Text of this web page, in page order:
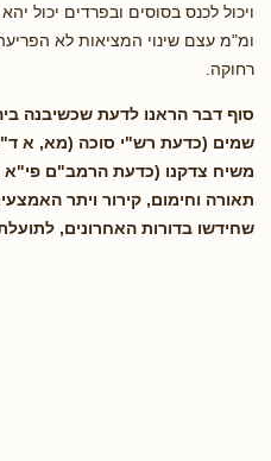
ויכול לכנס בסוסים ובפרדים יכול
ומ"מ עצם שינוי המציאות לא
רחוקה.
סוף דבר הראנו לדעת שכשיבנה
שמים (כדעת רש"י סוכה (מא, א ד"ה
משיח צדקנו (כדעת הרמב"ם פי"א
תאורה וחימום, קירור ויתר
שחידשו בדורות האחרונים, לתועלת